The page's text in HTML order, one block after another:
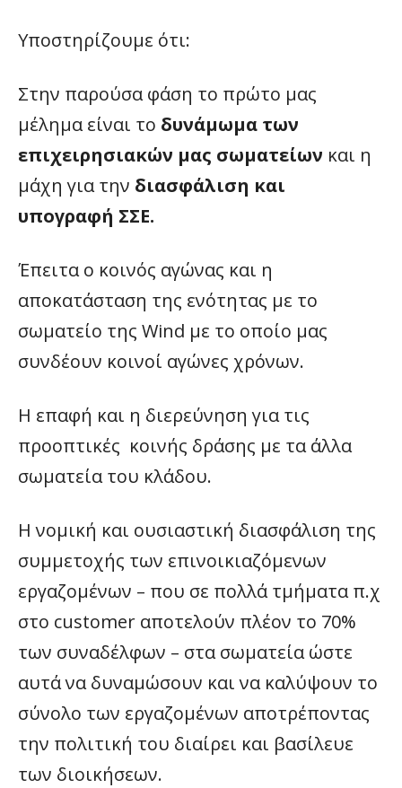
Υποστηρίζουμε ότι:
Στην παρούσα φάση το πρώτο μας
μέλημα είναι το δυνάμωμα των
επιχειρησιακών μας σωματείων και η
μάχη για την διασφάλιση και
υπογραφή ΣΣΕ.
Έπειτα ο κοινός αγώνας και η
αποκατάσταση της ενότητας με το
σωματείο της Wind με το οποίο μας
συνδέουν κοινοί αγώνες χρόνων.
Η επαφή και η διερεύνηση για τις
προοπτικές κοινής δράσης με τα άλλα
σωματεία του κλάδου.
Η νομική και ουσιαστική διασφάλιση της
συμμετοχής των επινοικιαζόμενων
εργαζομένων – που σε πολλά τμήματα π.χ
στο customer αποτελούν πλέον το 70%
των συναδέλφων – στα σωματεία ώστε
αυτά να δυναμώσουν και να καλύψουν το
σύνολο των εργαζομένων αποτρέποντας
την πολιτική του διαίρει και βασίλευε
των διοικήσεων.